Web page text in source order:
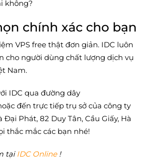
không?
chính xác cho bạn
VPS free thật đơn giản. IDC luôn
cho người dùng chất lượng dịch vụ
Nam.
IDC qua đường dây
đến trực tiếp trụ sở của công ty
Đại Phát, 82 Duy Tân, Cầu Giấy, Hà
thắc mắc các bạn nhé!
tạiIDC Online!